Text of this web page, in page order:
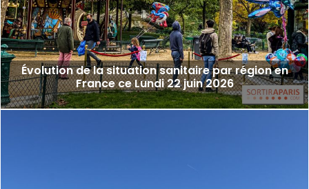
Évolution de la situation sanitaire par région en
France ce Lundi 22 juin 2026